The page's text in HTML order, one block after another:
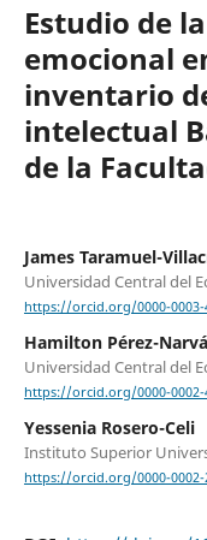
Estudio de
emocional
inventario
intelectual
de la
James Taramuel-
Universidad Central del
https://orcid.org/0000-0003-
Hamilton Pérez-
Universidad Central del
https://orcid.org/0000-0002-
Yessenia Rosero-Celi
Instituto Superior
https://orcid.org/0000-0002-